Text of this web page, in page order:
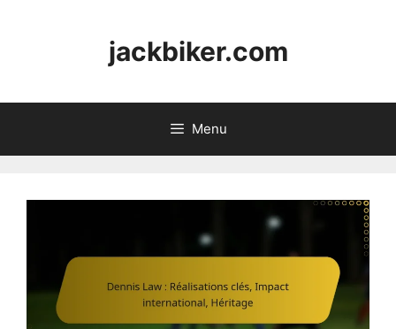
jackbiker.com
Menu